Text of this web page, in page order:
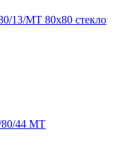
13/MT 80х80 стекло
44 MT